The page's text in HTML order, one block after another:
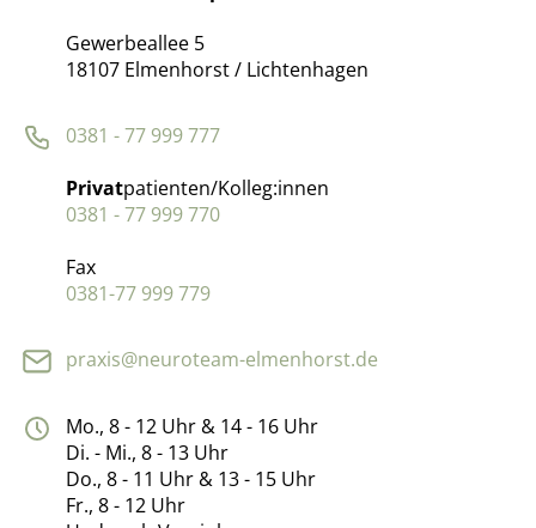
Gewerbeallee 5
18107 Elmenhorst / Lichtenhagen
0381 - 77 999 777
Privatpatienten/Kolleg:innen
0381 - 77 999 770
Fax
0381-77 999 779
praxis@neuroteam-elmenhorst.de
Mo., 8 - 12 Uhr & 14 - 16 Uhr
Di. - Mi., 8 - 13 Uhr
Do., 8 - 11 Uhr & 13 - 15 Uhr
Fr., 8 - 12 Uhr